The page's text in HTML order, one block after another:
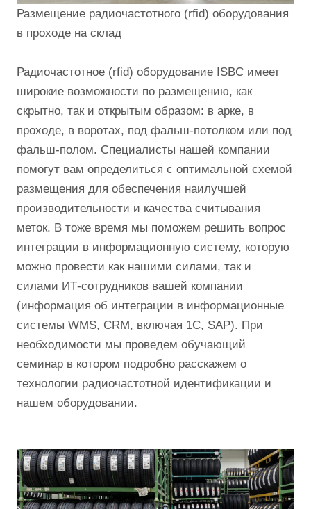
Размещение радиочастотного (rfid) оборудования
в проходе на склад
Радиочастотное (rfid) оборудование ISBC имеет
широкие возможности по размещению, как
скрытно, так и открытым образом: в арке, в
проходе, в воротах, под фальш-потолком или под
фальш-полом. Специалисты нашей компании
помогут вам определиться с оптимальной схемой
размещения для обеспечения наилучшей
производительности и качества считывания
меток. В тоже время мы поможем решить вопрос
интеграции в информационную систему, которую
можно провести как нашими силами, так и
силами ИТ-сотрудников вашей компании
(информация об интеграции в информационные
системы WMS, CRM, включая 1С, SAP). При
необходимости мы проведем обучающий
семинар в котором подробно расскажем о
технологии радиочастотной идентификации и
нашем оборудовании.